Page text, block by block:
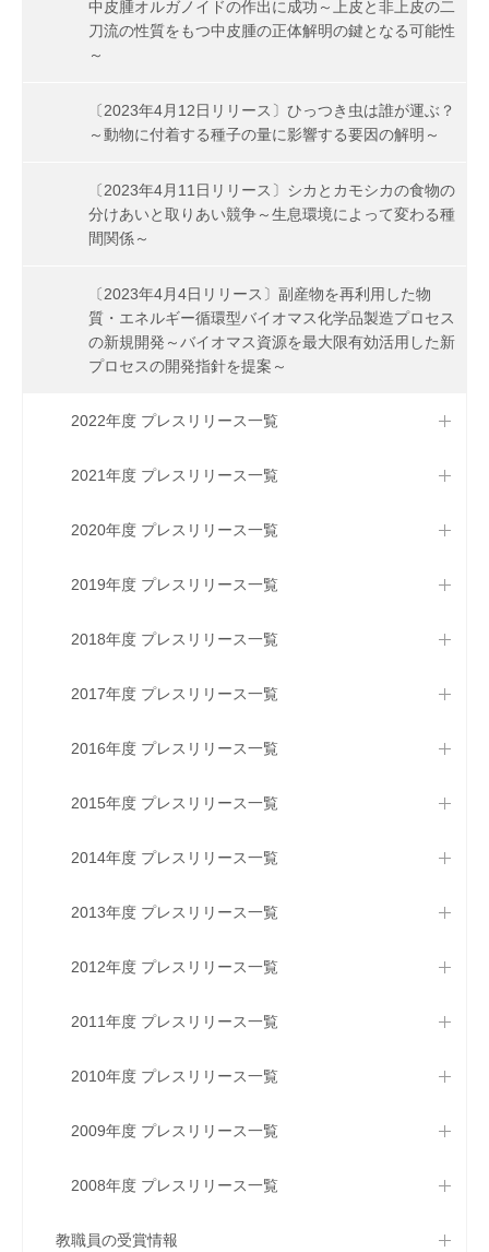
中皮腫オルガノイドの作出に成功～上皮と非上皮の二
刀流の性質をもつ中皮腫の正体解明の鍵となる可能性
～
〔2023年4月12日リリース〕ひっつき虫は誰が運ぶ？
～動物に付着する種子の量に影響する要因の解明～
〔2023年4月11日リリース〕シカとカモシカの食物の
分けあいと取りあい競争～生息環境によって変わる種
間関係～
〔2023年4月4日リリース〕副産物を再利用した物
質・エネルギー循環型バイオマス化学品製造プロセス
の新規開発～バイオマス資源を最大限有効活用した新
プロセスの開発指針を提案～
2022年度 プレスリリース一覧
2021年度 プレスリリース一覧
2020年度 プレスリリース一覧
2019年度 プレスリリース一覧
2018年度 プレスリリース一覧
2017年度 プレスリリース一覧
2016年度 プレスリリース一覧
2015年度 プレスリリース一覧
2014年度 プレスリリース一覧
2013年度 プレスリリース一覧
2012年度 プレスリリース一覧
2011年度 プレスリリース一覧
2010年度 プレスリリース一覧
2009年度 プレスリリース一覧
2008年度 プレスリリース一覧
教職員の受賞情報